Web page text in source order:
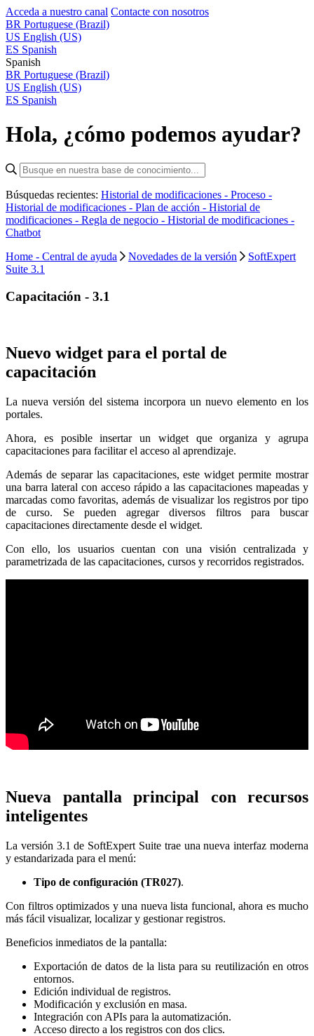
Acceda a nuestro canal Contacte con nosotros
BR Portuguese (Brazil)
US English (US)
ES Spanish
Spanish
BR Portuguese (Brazil)
US English (US)
ES Spanish
Hola, ¿cómo podemos ayudar?
Búsquedas recientes: Historial de modificaciones - Proceso -
Historial de modificaciones - Plan de acción - Historial de
modificaciones - Regla de negocio - Historial de modificaciones -
Chatbot
Home - Central de ayuda
Novedades de la versión
SoftExpert
Suite 3.1
Capacitación - 3.1
Nuevo widget para el portal de
capacitación
La nueva versión del sistema incorpora un nuevo elemento en los
portales.
Ahora, es posible insertar un widget que organiza y agrupa
capacitaciones para facilitar el acceso al aprendizaje.
Además de separar las capacitaciones, este widget permite mostrar
una barra lateral con acceso rápido a las capacitaciones mapeadas y
marcadas como favoritas, además de visualizar los registros por tipo
de curso. Se pueden agregar diversos filtros para buscar
capacitaciones directamente desde el widget.
Con ello, los usuarios cuentan con una visión centralizada y
parametrizada de las capacitaciones, cursos y recorridos registrados.
Nueva pantalla principal con recursos
inteligentes
La versión 3.1 de SoftExpert Suite trae una nueva interfaz moderna
y estandarizada para el menú:
Tipo de configuración (TR027).
Con filtros optimizados y una nueva lista funcional, ahora es mucho
más fácil visualizar, localizar y gestionar registros.
Beneficios inmediatos de la pantalla:
Exportación de datos de la lista para su reutilización en otros
entornos.
Edición individual de registros.
Modificación y exclusión en masa.
Integración con APIs para la automatización.
Acceso directo a los registros con dos clics.